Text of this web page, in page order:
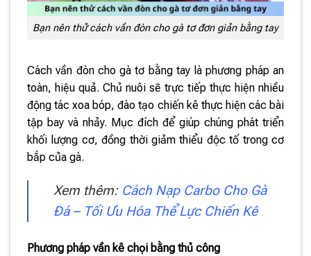
Bạn nên thử cách vần đòn cho gà tơ đơn giản bằng tay
Cách vần đòn cho gà tơ bằng tay là phương pháp an
toàn, hiệu quả. Chủ nuôi sẽ trực tiếp thực hiện nhiều
động tác xoa bóp, đào tạo chiến kê thực hiện các bài
tập bay và nhảy. Mục đích để giúp chúng phát triển
khối lượng cơ, đồng thời giảm thiểu độc tố trong cơ
bắp của gà.
Xem thêm: Cách Nạp Carbo Cho Gà
Đá – Tối Ưu Hóa Thể Lực Chiến Kê
Phương pháp vần kê chọi bằng thủ công